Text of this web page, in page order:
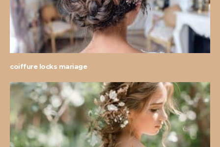
coiffure locks mariage